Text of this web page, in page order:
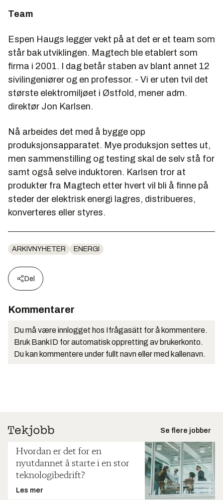
Team
Espen Haugs legger vekt på at det er et team som
står bak utviklingen. Magtech ble etablert som
firma i 2001. I dag betår staben av blant annet 12
sivilingeniører og en professor. - Vi er uten tvil det
største elektromiljøet i Østfold, mener adm.
direktør Jon Karlsen.
Nå arbeides det med å bygge opp
produksjonsapparatet. Mye produksjon settes ut,
men sammenstilling og testing skal de selv stå for
samt også selve induktoren. Karlsen tror at
produkter fra Magtech etter hvert vil bli å finne på
steder der elektrisk energi lagres, distribueres,
konverteres eller styres.
ARKIVNYHETER ENERGI
Del
Kommentarer
Du må være innlogget hos Ifrågasätt for å kommentere.
Bruk BankID for automatisk oppretting av brukerkonto.
Du kan kommentere under fullt navn eller med kallenavn.
Se flere jobber
Hvordan er det for en
nyutdannet å starte i en stor
teknologibedrift?
Les mer